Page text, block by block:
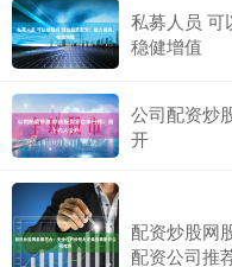
私募人员 可
稳健增值
公司配资炒
开
配资炒股网
配资公司推